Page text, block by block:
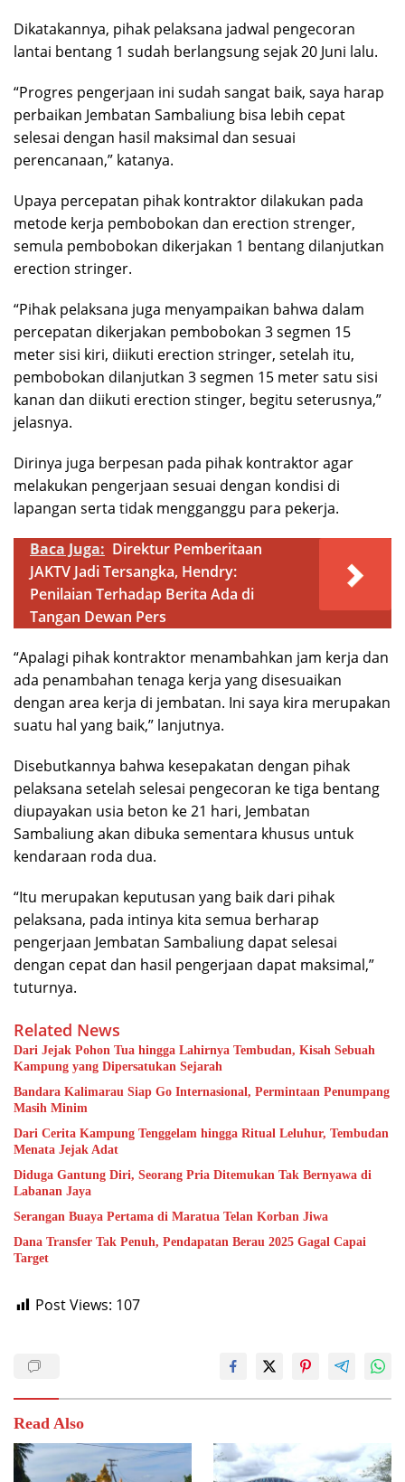
Dikatakannya, pihak pelaksana jadwal pengecoran
lantai bentang 1 sudah berlangsung sejak 20 Juni lalu.
“Progres pengerjaan ini sudah sangat baik, saya harap
perbaikan Jembatan Sambaliung bisa lebih cepat
selesai dengan hasil maksimal dan sesuai
perencanaan,” katanya.
Upaya percepatan pihak kontraktor dilakukan pada
metode kerja pembobokan dan erection strenger,
semula pembobokan dikerjakan 1 bentang dilanjutkan
erection stringer.
“Pihak pelaksana juga menyampaikan bahwa dalam
percepatan dikerjakan pembobokan 3 segmen 15
meter sisi kiri, diikuti erection stringer, setelah itu,
pembobokan dilanjutkan 3 segmen 15 meter satu sisi
kanan dan diikuti erection stinger, begitu seterusnya,”
jelasnya.
Dirinya juga berpesan pada pihak kontraktor agar
melakukan pengerjaan sesuai dengan kondisi di
lapangan serta tidak mengganggu para pekerja.
Baca Juga: Direktur Pemberitaan
JAKTV Jadi Tersangka, Hendry:
Penilaian Terhadap Berita Ada di
Tangan Dewan Pers
“Apalagi pihak kontraktor menambahkan jam kerja dan
ada penambahan tenaga kerja yang disesuaikan
dengan area kerja di jembatan. Ini saya kira merupakan
suatu hal yang baik,” lanjutnya.
Disebutkannya bahwa kesepakatan dengan pihak
pelaksana setelah selesai pengecoran ke tiga bentang
diupayakan usia beton ke 21 hari, Jembatan
Sambaliung akan dibuka sementara khusus untuk
kendaraan roda dua.
“Itu merupakan keputusan yang baik dari pihak
pelaksana, pada intinya kita semua berharap
pengerjaan Jembatan Sambaliung dapat selesai
dengan cepat dan hasil pengerjaan dapat maksimal,”
tuturnya.
Related News
Dari Jejak Pohon Tua hingga Lahirnya Tembudan, Kisah Sebuah
Kampung yang Dipersatukan Sejarah
Bandara Kalimarau Siap Go Internasional, Permintaan Penumpang
Masih Minim
Dari Cerita Kampung Tenggelam hingga Ritual Leluhur, Tembudan
Menata Jejak Adat
Diduga Gantung Diri, Seorang Pria Ditemukan Tak Bernyawa di
Labanan Jaya
Serangan Buaya Pertama di Maratua Telan Korban Jiwa
Dana Transfer Tak Penuh, Pendapatan Berau 2025 Gagal Capai
Target
Post Views: 107
Read Also